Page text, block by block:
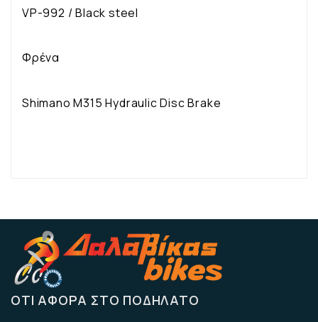
VP-992 / Black steel
Φρένα
Shimano M315 Hydraulic Disc Brake
ΌΤΙ ΑΦΟΡΆ ΣΤΟ ΠΟΔΉΛΑΤΟ